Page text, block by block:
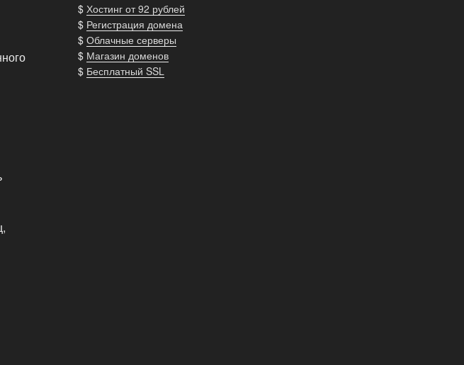
$ Хостинг от 92 рублей
$ Регистрация домена
$ Облачные серверы
$ Магазин доменов
$ Бесплатный SSL